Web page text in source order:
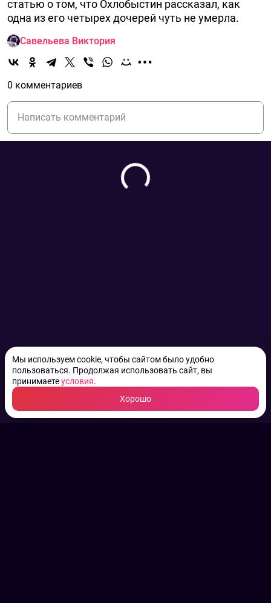
Мы используем cookie, чтобы сайтом было удобно
пользоваться. Продолжая использовать сайт, вы
принимаетеусловия.
Хорошо
статью о том, что Охлобыстин рассказал, как
одна из его четырех дочерей чуть не умерла.
Савельева Виктория
0 комментариев